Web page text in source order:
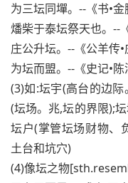
为三坛同墠。--《书•金
燔柴于泰坛祭天也。--
庄公升坛。--《公羊传•
为坛而盟。--《史记•陈
(3)如:坛宇(高台的边
(坛场。兆,坛的界限);
坛户(掌管坛场财物、
土台和坑穴)
(4)像坛之物